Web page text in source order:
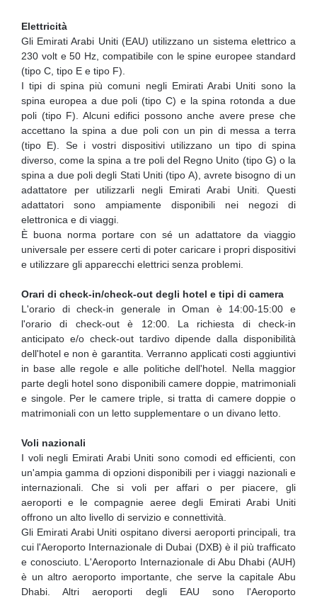
Elettricità
Gli Emirati Arabi Uniti (EAU) utilizzano un sistema elettrico a
230 volt e 50 Hz, compatibile con le spine europee standard
(tipo C, tipo E e tipo F).
I tipi di spina più comuni negli Emirati Arabi Uniti sono la
spina europea a due poli (tipo C) e la spina rotonda a due
poli (tipo F). Alcuni edifici possono anche avere prese che
accettano la spina a due poli con un pin di messa a terra
(tipo E). Se i vostri dispositivi utilizzano un tipo di spina
diverso, come la spina a tre poli del Regno Unito (tipo G) o la
spina a due poli degli Stati Uniti (tipo A), avrete bisogno di un
adattatore per utilizzarli negli Emirati Arabi Uniti. Questi
adattatori sono ampiamente disponibili nei negozi di
elettronica e di viaggi.
È buona norma portare con sé un adattatore da viaggio
universale per essere certi di poter caricare i propri dispositivi
e utilizzare gli apparecchi elettrici senza problemi.
Orari di check-in/check-out degli hotel e tipi di camera
L'orario di check-in generale in Oman è 14:00-15:00 e
l'orario di check-out è 12:00. La richiesta di check-in
anticipato e/o check-out tardivo dipende dalla disponibilità
dell'hotel e non è garantita. Verranno applicati costi aggiuntivi
in base alle regole e alle politiche dell'hotel. Nella maggior
parte degli hotel sono disponibili camere doppie, matrimoniali
e singole. Per le camere triple, si tratta di camere doppie o
matrimoniali con un letto supplementare o un divano letto.
Voli nazionali
I voli negli Emirati Arabi Uniti sono comodi ed efficienti, con
un'ampia gamma di opzioni disponibili per i viaggi nazionali e
internazionali. Che si voli per affari o per piacere, gli
aeroporti e le compagnie aeree degli Emirati Arabi Uniti
offrono un alto livello di servizio e connettività.
Gli Emirati Arabi Uniti ospitano diversi aeroporti principali, tra
cui l'Aeroporto Internazionale di Dubai (DXB) è il più trafficato
e conosciuto. L'Aeroporto Internazionale di Abu Dhabi (AUH)
è un altro aeroporto importante, che serve la capitale Abu
Dhabi. Altri aeroporti degli EAU sono l'Aeroporto